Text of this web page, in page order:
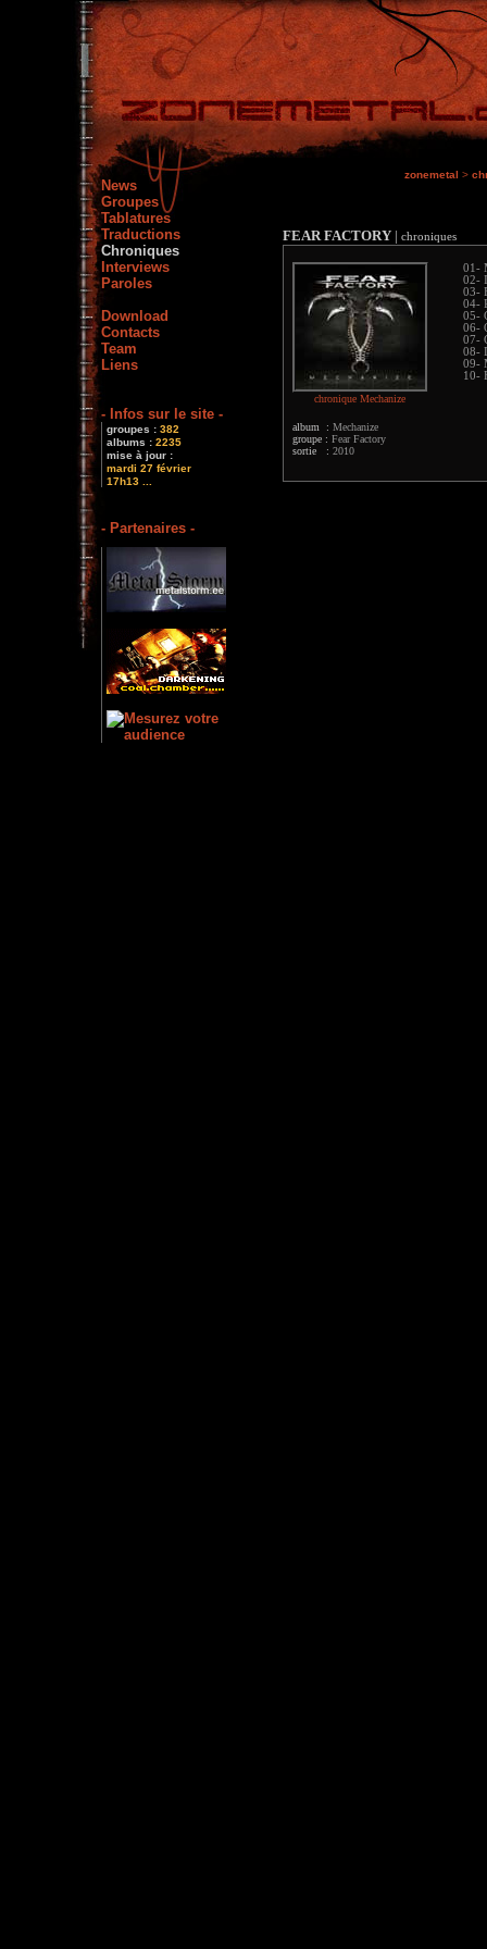
News
Groupes
Tablatures
Traductions
Chroniques
Interviews
Paroles
Download
Contacts
Team
Liens
- Infos sur le site -
groupes : 382
albums : 2235
mise à jour :
mardi 27 février
17h13 ...
- Partenaires -
zonemetal >
FEAR FACTORY | chroniques
chronique Mechanize
album : Mechanize
groupe : Fear Factory
sortie : 2010
01-
02-
03-
04-
05-
06-
07-
08-
09-
10-